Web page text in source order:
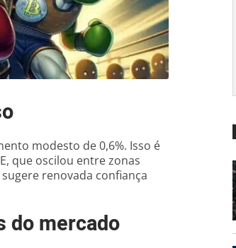
modesto de 0,6%. Isso é
que oscilou entre zonas
renovada confiança
do mercado